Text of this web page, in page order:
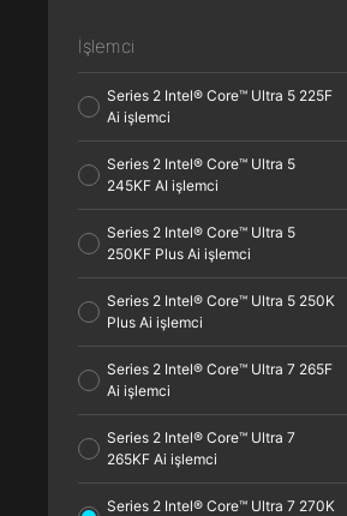
İşlemci
Series 2 Intel® Core™ Ultra 5 225F
Ai işlemci
Series 2 Intel® Core™ Ultra 5
245KF AI işlemci
Series 2 Intel® Core™ Ultra 5
250KF Plus Ai işlemci
Series 2 Intel® Core™ Ultra 5 250K
Plus Ai işlemci
Series 2 Intel® Core™ Ultra 7 265F
Ai işlemci
Series 2 Intel® Core™ Ultra 7
265KF Ai işlemci
Series 2 Intel® Core™ Ultra 7 270K